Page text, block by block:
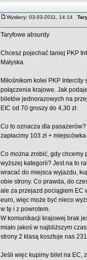
Wysłany: 03-03-2011, 14:14
Taryfowe absurdy
Chcesz pojechać taniej PKP
Małyska.
Miłośnikom kolei PKP
połączenia krajowe. Jak
biletów jednorazowych na
EIC od 70 groszy do 4,30 zł.
Co to oznacza dla
zapłacimy 103 zł + miejscówka
Co można zrobić, gdy chcemy
wyższej kategorii? Jest na to
wracać do miejsca wyjazdu,
obie strony. Co prawda, do
ale za przejazd pociągiem EC
euro, więc może być nieco
w tę i z powrotem.
W komunikacji krajowej brak
miało jakoś w najbliższym
strony 2 klasą kosztuje nas
Jeśli więc kupimy bilet na EC,